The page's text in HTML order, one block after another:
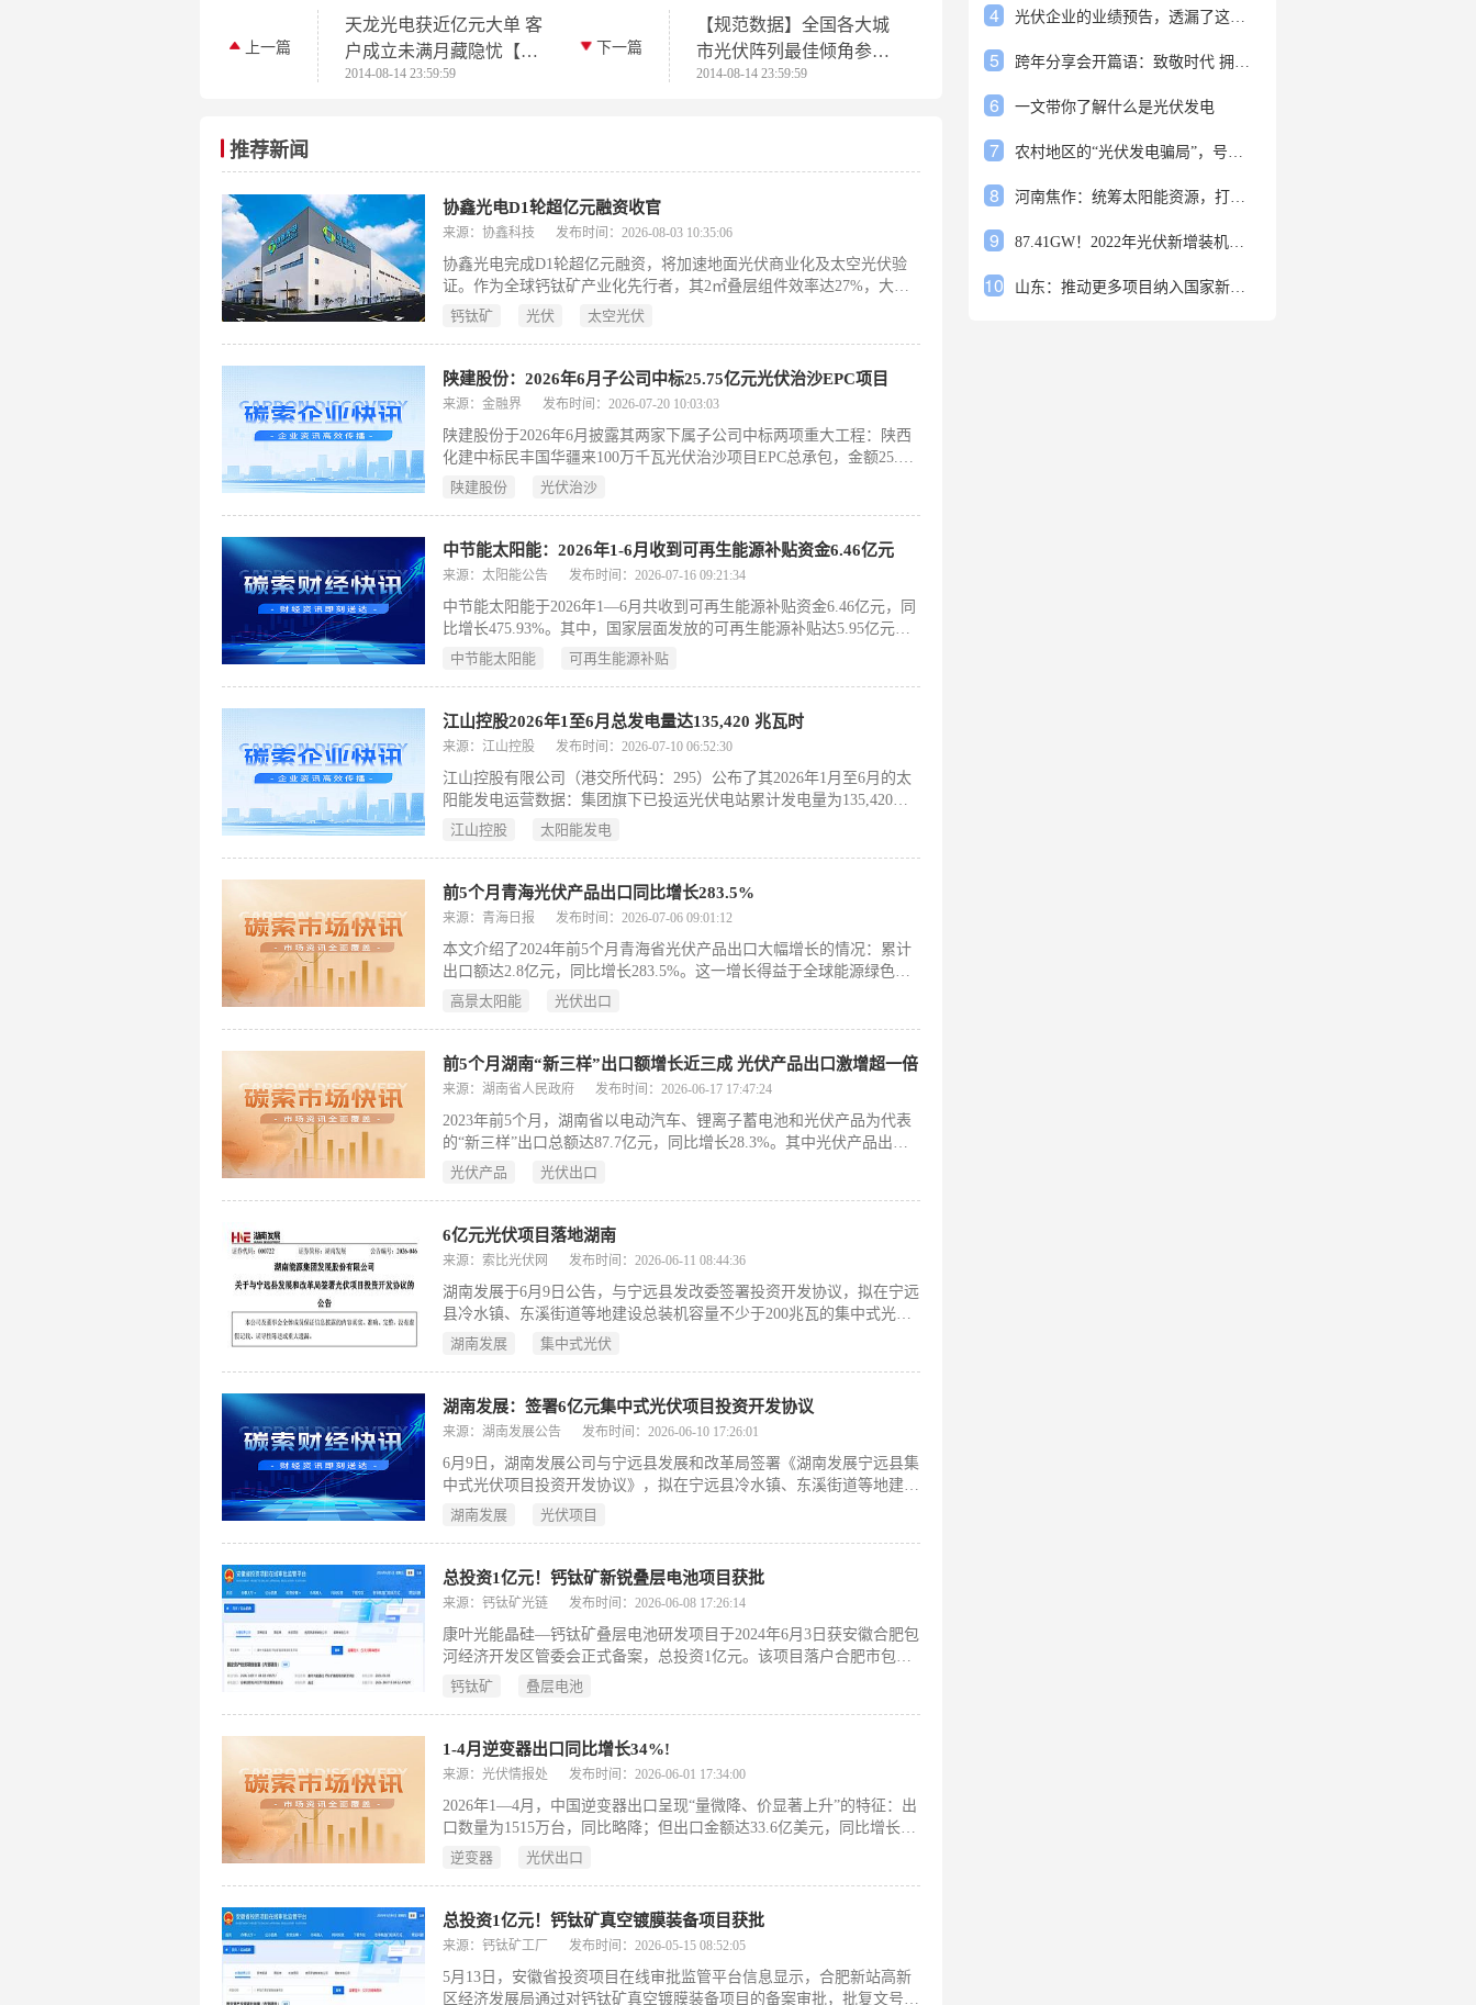
上一篇
天龙光电获近亿元大单 客
户成立未满月藏隐忧【精
华】
2014-08-14 23:59:59
下一篇
【规范数据】全国各大城
市光伏阵列最佳倾角参考
值
2014-08-14 23:59:59
推荐新闻
协鑫光电D1轮超亿元融资收官
来源：协鑫科技 发布时间：2026-08-03 10:35:06
协鑫光电完成D1轮超亿元融资，将加速地面光伏商业化及太空光伏验
证。作为全球钙钛矿产业化先行者，其2㎡叠层组件效率达27%，大面
积叠层效率突破30.23%，柔性组件创世界纪录，并获IEC双标认证，开
钙钛矿 光伏 太空光伏
陕建股份：2026年6月子公司中标25.75亿元光伏治沙EPC项目
来源：金融界 发布时间：2026-07-20 10:03:03
陕建股份于2026年6月披露其两家下属子公司中标两项重大工程：陕西
化建中标民丰国华疆来100万千瓦光伏治沙项目EPC总承包，金额25.75
亿元；陕西建工安装集团中标山东肥城超临界二氧化碳高温热力电池储
型储能技术应用。公告明确，中标结果尚未签订正式合同，后续实施进
度、合同条款及履约情况存在不确定性。
陕建股份 光伏治沙
中节能太阳能：2026年1-6月收到可再生能源补贴资金6.46亿元
来源：太阳能公告 发布时间：2026-07-16 09:21:34
中节能太阳能于2026年1—6月共收到可再生能源补贴资金6.46亿元，同
比增长475.93%。其中，国家层面发放的可再生能源补贴达5.95亿元，
同比大幅增长687.46%。该笔资金来源于公司下属光伏发电项目公司，
对公司整体经营形成积极支撑。此次补贴到账规模及增速远超去年同
期，反映出公司在可再生能源领域的项目规模扩大或补贴拨付效率提
中节能太阳能 可再生能源补贴
江山控股2026年1至6月总发电量达135,420 兆瓦时
来源：江山控股 发布时间：2026-07-10 06:52:30
江山控股有限公司（港交所代码：295）公布了其2026年1月至6月的太
阳能发电运营数据：集团旗下已投运光伏电站累计发电量为135,420兆
瓦时，较2025年同期的154,779兆瓦时下降约12.5%。截至2026年6月30
告中说明发电量同比下降的具体原因，亦未披露新增或退出项目情况。
此为集团定期发布的运营简报，旨在向投资者提供核心产能指标。
江山控股 太阳能发电
前5个月青海光伏产品出口同比增长283.5%
来源：青海日报 发布时间：2026-07-06 09:01:12
本文介绍了2024年前5个月青海省光伏产品出口大幅增长的情况：累计
出口额达2.8亿元，同比增长283.5%。这一增长得益于全球能源绿色低
碳转型加速、数据中心建设提速带动绿色电力需求上升等外部机遇，以
口订单持续增加的现状，并强调西宁海关通过“一企一策”精准帮扶、加
强技术性贸易壁垒预警、推行预约通关与提前申报等举措，切实提升出
高景太阳能 光伏出口
前5个月湖南“新三样”出口额增长近三成 光伏产品出口激增超一倍
来源：湖南省人民政府 发布时间：2026-06-17 17:47:24
2023年前5个月，湖南省以电动汽车、锂离子蓄电池和光伏产品为代表
的“新三样”出口总额达87.7亿元，同比增长28.3%。其中光伏产品出口
增幅高达121.6%，成为增长最快品类。民营企业为出口主力，占比
538.9%。主要市场为东盟（出口22.3亿元，增64.5%）、欧盟（20.9亿
元，增112.3%）和南美（13.5亿元，增104.8%），非洲市场（6.2亿
株洲增速突出，常德、永州、怀化等地同步强劲增长，形成核心引领、
多点发力的出口格局。
光伏产品 光伏出口
6亿元光伏项目落地湖南
来源：索比光伏网 发布时间：2026-06-11 08:44:36
湖南发展于6月9日公告，与宁远县发改委签署投资开发协议，拟在宁远
县冷水镇、东溪街道等地建设总装机容量不少于200兆瓦的集中式光伏
发电项目，总投资额暂定为6亿元。该项目是公司推进能源主业战略的
升整体综合竞争力。协议的签订标志着公司在湖南省内新能源投资迈出
实质性步伐，也体现了其聚焦清洁能源核心主业的发展方向。
湖南发展 集中式光伏
湖南发展：签署6亿元集中式光伏项目投资开发协议
来源：湖南发展公告 发布时间：2026-06-10 17:26:01
6月9日，湖南发展公司与宁远县发展和改革局签署《湖南发展宁远县集
中式光伏项目投资开发协议》，拟在宁远县冷水镇、东溪街道等地建设
总装机容量不少于200兆瓦的集中式光伏发电项目，初步估算总投资额
实施，取决于可行性研究、政策支持、土地落实、电网接入及投资决策
结果等多重因素，存在不确定性。此举系湖南发展拓展新能源业务布局
湖南发展 光伏项目
总投资1亿元！钙钛矿新锐叠层电池项目获批
来源：钙钛矿光链 发布时间：2026-06-08 17:26:14
康叶光能晶硅—钙钛矿叠层电池研发项目于2024年6月3日获安徽合肥包
河经济开发区管委会正式备案，总投资1亿元。该项目落户合肥市包河
区，将建设MW级钙钛矿叠层电池中试试验线，覆盖原材料制备、电池
教授领衔创立，依托中科大碳中和研究院与精准智能化学全国重点实验
室开展技术攻关，其叠层电池效率多次刷新NREL世界纪录。2026年3
助力光伏产业向高效、低碳方向升级。（198字）
钙钛矿 叠层电池
1-4月逆变器出口同比增长34%!
来源：光伏情报处 发布时间：2026-06-01 17:34:00
2026年1—4月，中国逆变器出口呈现“量微降、价显著上升”的特征：出
口数量为1515万台，同比略降；但出口金额达33.6亿美元，同比增长
34%，达25.1亿美元。欧洲仍是最大出口市场，占比近39%，其中荷
量来源。从国内看，广东、浙江、江苏和安徽四省合计占出口总额超
90%，广东以12.4亿美元居首。整体反映中国逆变器出口正由规模驱动
逆变器 光伏出口
总投资1亿元！钙钛矿真空镀膜装备项目获批
来源：钙钛矿工厂 发布时间：2026-05-15 08:52:05
5月13日，安徽省投资项目在线审批监管平台信息显示，合肥新站高新
区经济发展局通过对钙钛矿真空镀膜装备项目的备案审批，批复文号为
4 光伏企业的业绩预告，透漏了这些信号
5 跨年分享会开篇语：致敬时代 拥抱变革
6 一文带你了解什么是光伏发电
7 农村地区的“光伏发电骗局”，号称能用屋顶赚钱，不少人已经上当
8 河南焦作：统筹太阳能资源，打造百万千瓦级光伏基地
9 87.41GW！2022年光伏新增装机规模发布
10 山东：推动更多项目纳入国家新增风光大基地项目